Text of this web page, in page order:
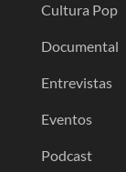
Cultura Pop
Documental
Entrevistas
Eventos
Podcast